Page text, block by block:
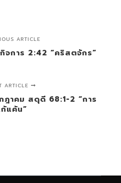
ARTICLE
การ 2:42 “คริสตจักร”
ARTICLE
าคม สดุดี 68:1-2 “การ
แค้น”